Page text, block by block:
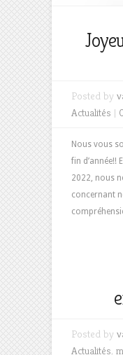
Posted by
Actualités |
Nous vous
fin d’année!!
2022, nous
concernant
Posted by
Actualités,